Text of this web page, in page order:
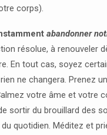
corps).
abandonner
résolue, à renouveler
En tout cas, soyez
ne changera. Prenez
votre âme et votre
sortir du brouillard des
quotidien. Méditez et